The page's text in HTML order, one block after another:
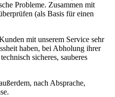
Probleme. Zusammen mit
(als Basis für einen
mit unserem Service sehr
haben, bei Abholung ihrer
sicheres, sauberes
nach Absprache,